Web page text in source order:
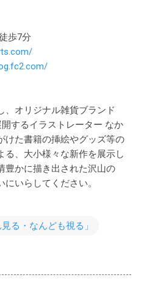
歩7分
、オリジナル雑貨ブランド
するイラストレーター なか
けた書籍の挿絵やグッズ等の
る、大小様々な新作を展示し
豊かに描き出された沢山の
にいらしてください。
る・なんども視る」